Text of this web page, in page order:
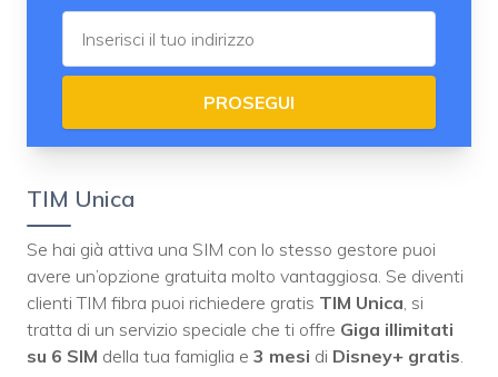
PROSEGUI
TIM Unica
Se hai già attiva una SIM con lo stesso gestore puoi
avere un’opzione gratuita molto vantaggiosa. Se diventi
clienti TIM fibra puoi richiedere gratis TIM Unica , si
tratta di un servizio speciale che ti offre Giga illimitati
su 6 SIM della tua famiglia e 3 mesi di Disney+ gratis